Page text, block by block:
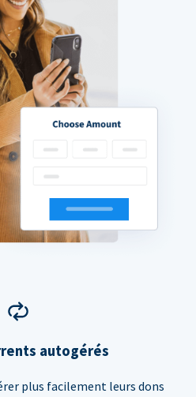
autogérés
plus facilement leurs dons